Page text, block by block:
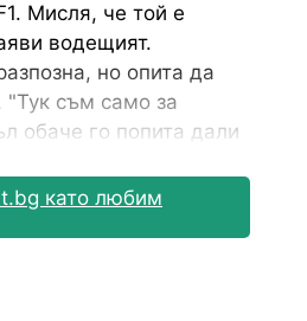
Мисля, че той е
водещият.
но опита да
"Тук съм само за
обаче го попита дали
до първия завой.
Дойдох като фен и
момента", отговори
като любим